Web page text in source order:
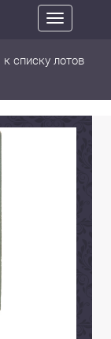
Toggle
navigation
к списку лотов